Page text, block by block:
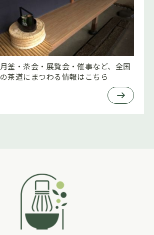
月釜・茶会・展覧会・催事など、全国
の茶道にまつわる情報はこちら